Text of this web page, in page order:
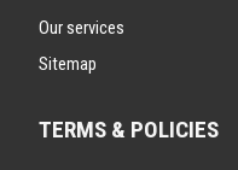
Our services
Sitemap
TERMS & POLICIES